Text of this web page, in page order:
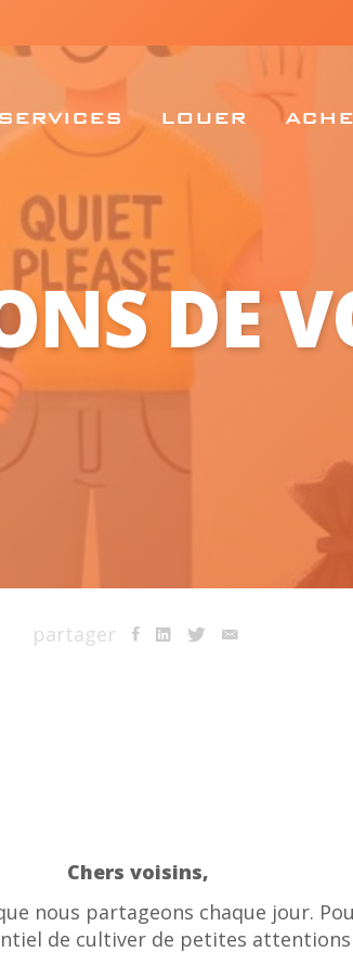
SERVICES LOUER
DE
partager
Chers voisins,
nous partageons chaque jour.
de cultiver de petites